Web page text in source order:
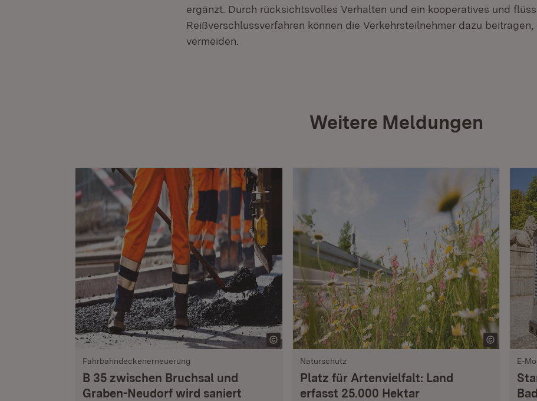
ergänzt. Durch rücksichtsvolles Verhalten und ein kooperatives und
Reißverschlussverfahren können die Verkehrsteilnehmer dazu beitragen,
vermeiden.
Weitere Meldungen
Fahrbahndeckenerneuerung
B 35 zwischen Bruchsal und
Graben-Neudorf wird saniert
Naturschutz
Platz für Artenvielfalt: Land
erfasst 25.000 Hektar
E-